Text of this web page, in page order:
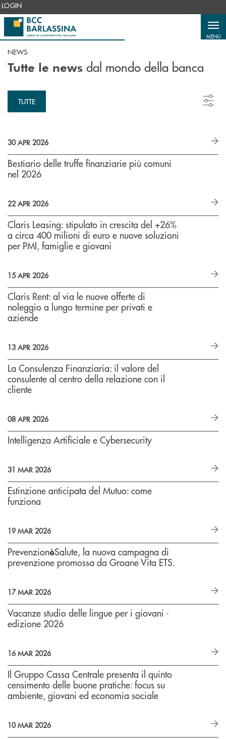
Salta al contenuto principale
LOGIN
MENU
NEWS
Tutte le news dal mondo della banca
TUTTE
30 APR 2026
Bestiario delle truffe finanziarie più comuni
nel 2026
22 APR 2026
Claris Leasing: stipulato in crescita del +26%
a circa 400 milioni di euro e nuove soluzioni
per PMI, famiglie e giovani
15 APR 2026
Claris Rent: al via le nuove offerte di
noleggio a lungo termine per privati e
aziende
13 APR 2026
La Consulenza Finanziaria: il valore del
consulente al centro della relazione con il
cliente
08 APR 2026
Intelligenza Artificiale e Cybersecurity
31 MAR 2026
Estinzione anticipata del Mutuo: come
funziona
19 MAR 2026
PrevenzionèSalute, la nuova campagna di
prevenzione promossa da Groane Vita ETS.
17 MAR 2026
Vacanze studio delle lingue per i giovani -
edizione 2026
16 MAR 2026
Il Gruppo Cassa Centrale presenta il quinto
censimento delle buone pratiche: focus su
ambiente, giovani ed economia sociale
10 MAR 2026